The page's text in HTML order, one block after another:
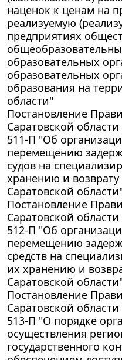
наценок к ценам на
реализуемую
предприятиях
образовательных
образовательных
образования на
области"
Постановление
Саратовской области
511-П "Об
перемещению
судов на
хранению и
Саратовской
Постановление
Саратовской области
512-П "Об
перемещению
средств на
их хранению и
Саратовской
Постановление
Саратовской области
513-П "О порядке
осуществления
государственного